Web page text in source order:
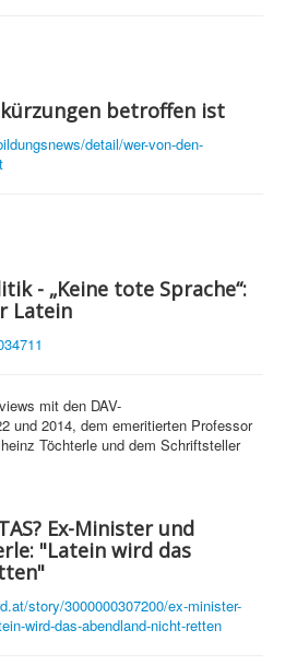
betroffen ist
detail/wer-von-den-
- „Keine tote Sprache“:
Latein
mit den DAV-
und 2014, dem emeritierten Professor
Töchterle und dem Schriftsteller
Ex-Minister und
"Latein wird das
story/3000000307200/ex-minister-
wird-das-abendland-nicht-retten